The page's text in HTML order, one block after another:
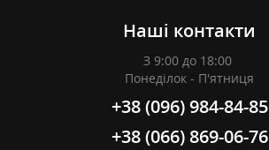
Наші контакти
З 9:00 до 18:00
Понеділок - П'ятниця
+38 (096) 984-84-85
+38 (066) 869-06-76